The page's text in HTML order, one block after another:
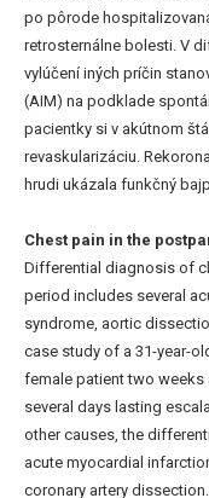
po pôrode
retrosternálne bolesti. V
vylúčení iných príčin
(AIM) na podklade
pacientky si v akútnom
revaskularizáciu.
hrudi ukázala funkčný
Chest pain in the
Differential diagnosis of
period includes several
syndrome, aortic
case study of a 31-year-
female patient two weeks
several days lasting
other causes, the
acute myocardial
coronary artery